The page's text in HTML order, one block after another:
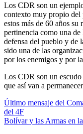
Los CDR son un
contexto muy propio del
estos más de 60 años su
pertinencia como una
defensa del pueblo y de
sido una de las
por los enemigos y por
Los CDR son un
que así van a
Navegación
de
entradas
Último mensaje del
del 4F
Bolívar y las Armas en